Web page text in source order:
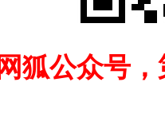
狐公众号